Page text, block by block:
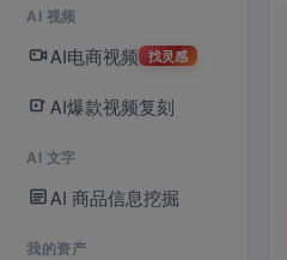
AI 视频
AI电商视频 找灵感
AI爆款视频复刻
AI 文字
AI 商品信息挖掘
我的资产
库，
爆款镜头模板一键带入
提示词，适配抖音 / 快手 /
商品卡多比例。